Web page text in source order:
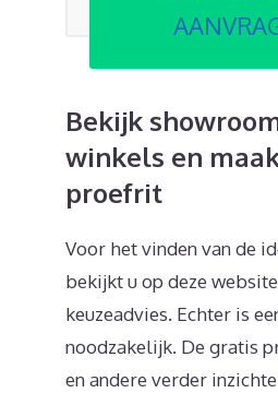
Bekijk
winkels en
proefrit
Voor het vinden van de
bekijkt u op deze
keuzeadvies. Echter is
noodzakelijk. De gratis
en andere verder